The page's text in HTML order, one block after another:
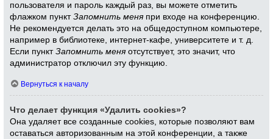
пользователя и пароль каждый раз, вы можете отметить
флажком пунктЗапомнить меня при входе на конференцию.
Не рекомендуется делать это на общедоступном компьютере,
например в библиотеке, интернет-кафе, университете и т. д.
Если пунктЗапомнить меня отсутствует, это значит, что
администратор отключил эту функцию.
Вернуться к началу
Что делает функция «Удалить cookies»?
Она удаляет все созданные cookies, которые позволяют вам
оставаться авторизованным на этой конференции, а также